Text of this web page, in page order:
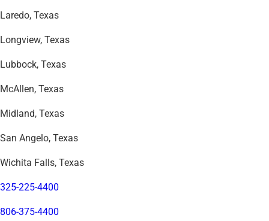
Laredo, Texas
Longview, Texas
Lubbock, Texas
McAllen, Texas
Midland, Texas
San Angelo, Texas
Wichita Falls, Texas
325-225-4400
806-375-4400